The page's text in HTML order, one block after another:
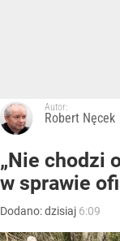
Autor:
Robert Nęcek
„Nie chodzi
w sprawie
Dodano:dzisiaj 6:09